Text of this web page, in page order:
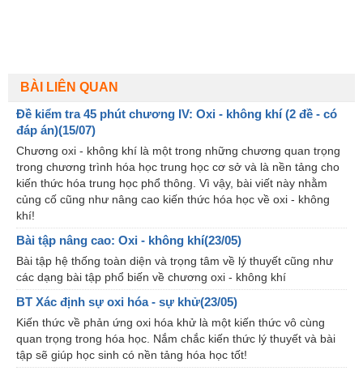
BÀI LIÊN QUAN
Đề kiểm tra 45 phút chương IV: Oxi - không khí (2 đề - có
đáp án)(15/07)
Chương oxi - không khí là một trong những chương quan trọng
trong chương trình hóa học trung học cơ sở và là nền tảng cho
kiến thức hóa trung học phổ thông. Vì vậy, bài viết này nhằm
củng cố cũng như nâng cao kiến thức hóa học về oxi - không
khí!
Bài tập nâng cao: Oxi - không khí(23/05)
Bài tập hệ thống toàn diện và trọng tâm về lý thuyết cũng như
các dạng bài tập phổ biến về chương oxi - không khí
BT Xác định sự oxi hóa - sự khử(23/05)
Kiến thức về phản ứng oxi hóa khử là một kiến thức vô cùng
quan trọng trong hóa học. Nắm chắc kiến thức lý thuyết và bài
tập sẽ giúp học sinh có nền tảng hóa học tốt!